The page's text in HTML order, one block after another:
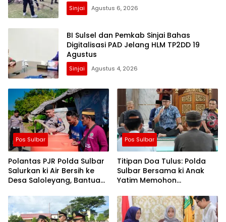
Sinjai Agustus 6, 2026
BI Sulsel dan Pemkab Sinjai Bahas
Digitalisasi PAD Jelang HLM TP2DD 19
Agustus
Sinjai Agustus 4, 2026
Pos Sulbar
Polantas PJR Polda Sulbar
Salurkan ki Air Bersih ke
Desa Saloleyang, Bantuan
Kemarau
Pos Sulbar
Titipan Doa Tulus: Polda
Sulbar Bersama ki Anak
Yatim Memohon
Negeri